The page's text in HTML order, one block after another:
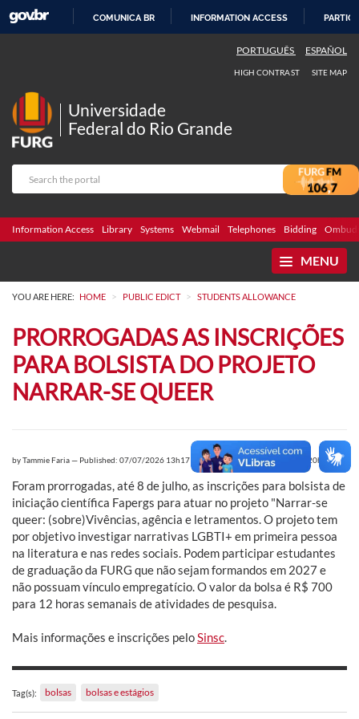
COMUNICA BR INFORMATION ACCESS
PORTUGUÊS ESPAÑOL
HIGH CONTRAST SITE MAP
Universidade
Federal do Rio Grande
Information Access Library Systems Webmail Telephones Bidding
MENU
YOU ARE HERE: HOME > PUBLIC EDICT > STUDENTS ALLOWANCE
PRORROGADAS AS INSCRIÇÕES
PARA BOLSISTA DO PROJETO
NARRAR-SE QUEER
byTammie Faria— Published: 07/07/2026 13h17 Last modification: 07/07/2026 20h12
Foram prorrogadas, até 8 de julho, as inscrições para bolsista de
iniciação científica Fapergs para atuar no projeto "Narrar-se
queer: (sobre)Vivências, agência e letramentos. O projeto tem
por objetivo investigar narrativas LGBTI+ em primeira pessoa
na literatura e nas redes sociais. Podem participar estudantes
de graduação da FURG que não sejam formandos em 2027 e
não possuam vínculo empregatício. O valor da bolsa é R$ 700
para 12 horas semanais de atividades de pesquisa.
Mais informações e inscrições pelo Sinsc
Tag(s): bolsas bolsas e estágios